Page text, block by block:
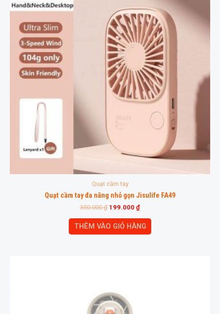
Quạt cầm tay
Quạt cầm tay đa năng nhỏ gọn Jisulife FA49
350.000₫ 199.000 ₫
THÊM VÀO GIỎ HÀNG